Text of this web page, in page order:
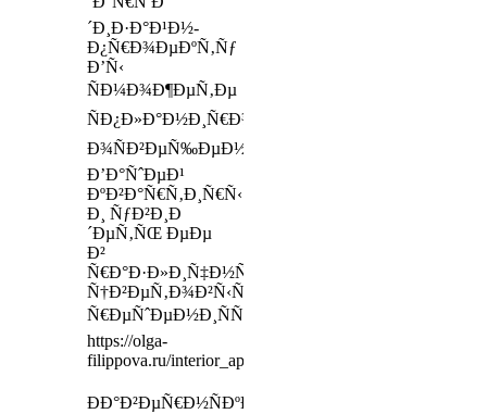
´Ð¸Ð·Ð°Ð¹Ð½-
Ð¿Ñ€Ð¾ÐµÐºÑ‚Ñƒ
Ð’Ñ‹
ÑÐ¼Ð¾Ð¶ÐµÑ‚Ðµ
ÑÐ¿Ð»Ð°Ð½Ð¸Ñ€Ð¾Ð²Ð°Ñ‚ÑŒ
Ð¾ÑÐ²ÐµÑ‰ÐµÐ½Ð¸Ðµ
Ð’Ð°ÑˆÐµÐ¹
ÐºÐ²Ð°Ñ€Ñ‚Ð¸Ñ€Ñ‹
Ð¸ ÑƒÐ²Ð¸Ð
´ÐµÑ‚ÑŒ ÐµÐµ
Ð²
Ñ€Ð°Ð·Ð»Ð¸Ñ‡Ð½Ñ‹Ñ…
Ñ†Ð²ÐµÑ‚Ð¾Ð²Ñ‹Ñ…
Ñ€ÐµÑˆÐµÐ½Ð¸ÑÑ…
https://olga-
filippova.ru/interior_appartment
ÐÐ°Ð²ÐµÑ€Ð½ÑÐºÐ°,